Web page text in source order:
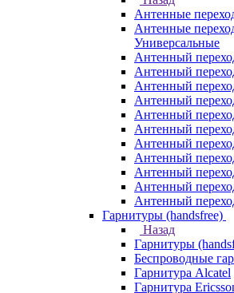
Антенные
Антенные
Универсальные
Антенный
Антенный
Антенный
Антенный
Антенный
Антенный
Антенный
Антенный
Антенный
Антенный
Антенный
Гарнитуры (handsfree)
Назад
Гарнитуры
Беспроводные
Гарнитура Alcatel
Гарнитура